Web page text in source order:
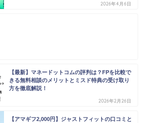
2026年4月6日
【最新】マネードットコムの評判は？FPを比較で
きる無料相談のメリットとミスド特典の受け取り
方を徹底解説！
2026年2月26日
【アマギフ2,000円】ジャストフィットの口コミと